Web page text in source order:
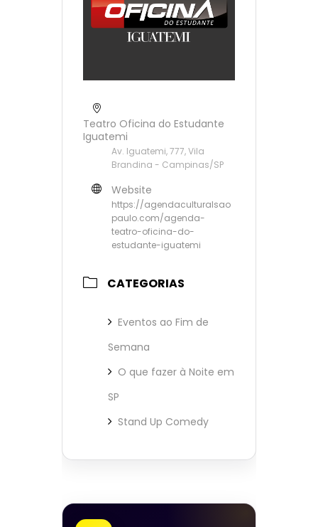
Teatro Oficina do Estudante
Iguatemi
Av. Iguatemi, 777, Vila
Brandina - Campinas/SP
Website
https://agendaculturalsao
paulo.com/agenda-
teatro-oficina-do-
estudante-iguatemi
CATEGORIAS
Eventos ao Fim de
Semana
O que fazer à Noite em
SP
Stand Up Comedy